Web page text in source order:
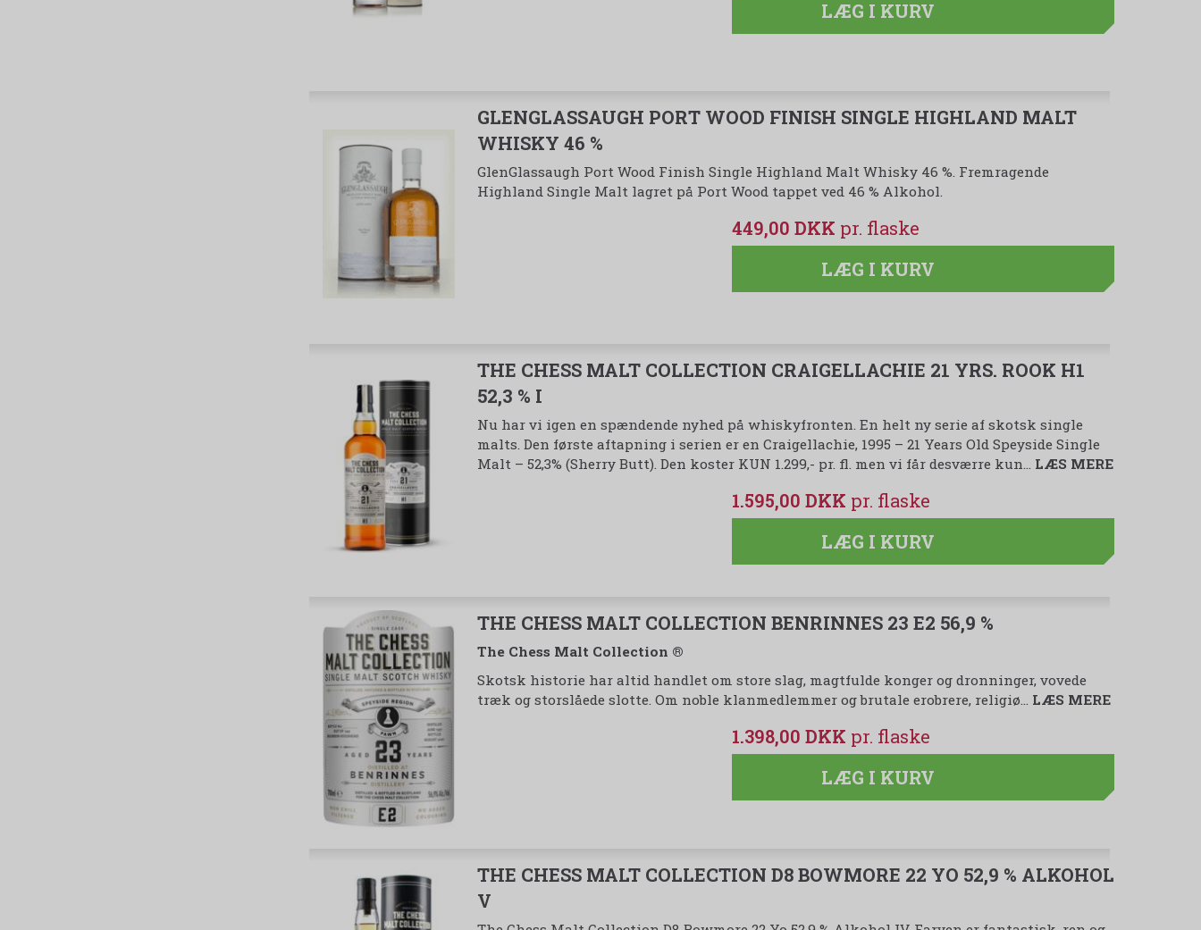
LÆG I KURV
GLENGLASSAUGH PORT WOOD FINISH SINGLE HIGHLAND MALT
WHISKY 46 %
GlenGlassaugh Port Wood Finish Single Highland Malt Whisky 46 %. Fremragende
Highland Single Malt lagret på Port Wood tappet ved 46 % Alkohol.
449,00 DKK
LÆG I KURV
THE CHESS MALT COLLECTION CRAIGELLACHIE 21 YRS. ROOK H1
52,3 % I
Nu har vi igen en spændende nyhed på whiskyfronten. En helt ny serie af skotsk single
malts. Den første aftapning i serien er en Craigellachie, 1995 – 21 Years Old Speyside Single
Malt – 52,3% (Sherry Butt). Den koster KUN 1.299,- pr. fl. men vi får desværre kun… LÆS MERE
1.595,00 DKK
LÆG I KURV
THE CHESS MALT COLLECTION BENRINNES 23 E2 56,9 %
The Chess Malt Collection ®
Skotsk historie har altid handlet om store slag, magtfulde konger og dronninger, vovede
træk og storslåede slotte. Om noble klanmedlemmer og brutale erobrere, religiø… LÆS MERE
1.398,00 DKK
LÆG I KURV
THE CHESS MALT COLLECTION D8 BOWMORE 22 YO 52,9 % ALKOHOL
V